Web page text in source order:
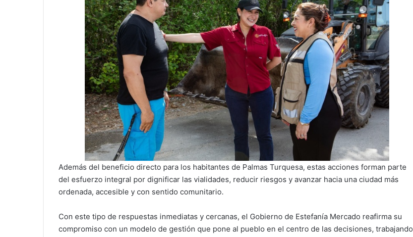
Además del beneficio directo para los habitantes de Palmas Turquesa, estas acciones forman parte
del esfuerzo integral por dignificar las vialidades, reducir riesgos y avanzar hacia una ciudad más
ordenada, accesible y con sentido comunitario.
Con este tipo de respuestas inmediatas y cercanas, el Gobierno de Estefanía Mercado reafirma su
compromiso con un modelo de gestión que pone al pueblo en el centro de las decisiones, trabajando